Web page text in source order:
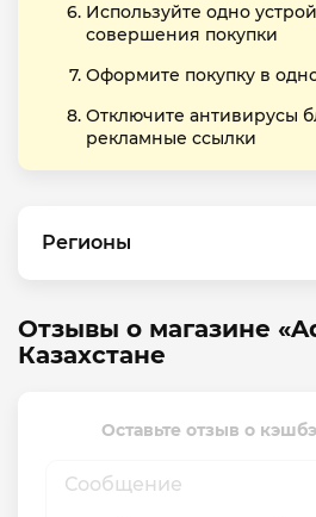
Используйте одно
совершения покупки
Оформите покупку в
Отключите антивирусы
рекламные ссылки
Регионы
Отзывы о магазине
Казахстане
Оставьте отзыв о